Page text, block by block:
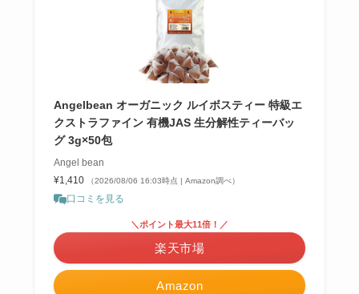
Angelbean オーガニック ルイボスティー 特級エ
クストラファイン 有機JAS 生分解性ティーバッ
グ 3g×50包
Angel bean
¥1,410
（2026/08/06 16:03時点 | Amazon調べ）
口コミを見る
Amazon
＼ポイント最大11倍！／
楽天市場